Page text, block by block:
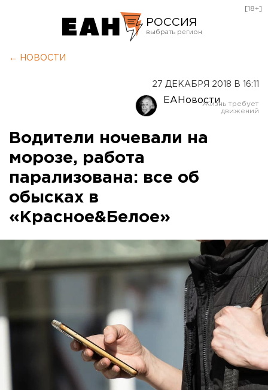
РОССИЯ
Оренбург
[18+]
← НОВОСТИ
27 ДЕКАБРЯ 2018 В 16:11
ЕАНовости
Водители ночевали на
морозе, работа
парализована: все об
обысках в
«Красное&Белое»